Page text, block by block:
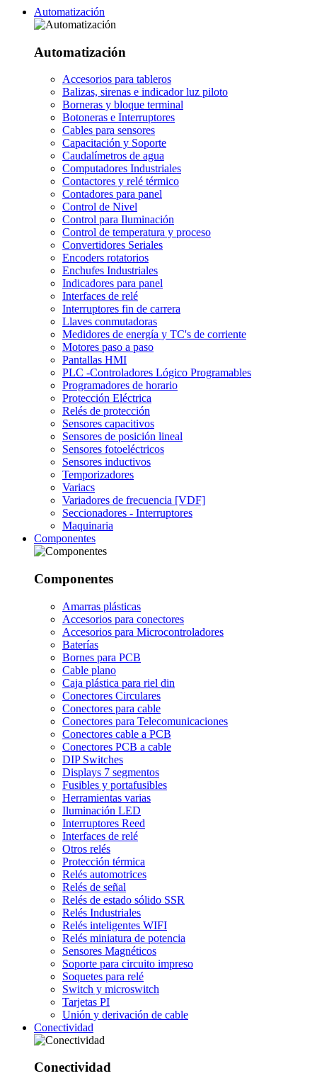
Automatización
Automatización
Accesorios para tableros
Balizas, sirenas e indicador luz piloto
Borneras y bloque terminal
Botoneras e Interruptores
Cables para sensores
Capacitación y Soporte
Caudalímetros de agua
Computadores Industriales
Contactores y relé térmico
Contadores para panel
Control de Nivel
Control para Iluminación
Control de temperatura y proceso
Convertidores Seriales
Encoders rotatorios
Enchufes Industriales
Indicadores para panel
Interfaces de relé
Interruptores fin de carrera
Llaves conmutadoras
Medidores de energía y TC's de corriente
Motores paso a paso
Pantallas HMI
PLC -Controladores Lógico Programables
Programadores de horario
Protección Eléctrica
Relés de protección
Sensores capacitivos
Sensores de posición lineal
Sensores fotoeléctricos
Sensores inductivos
Temporizadores
Variacs
Variadores de frecuencia [VDF]
Seccionadores - Interruptores
Maquinaria
Componentes
Componentes
Amarras plásticas
Accesorios para conectores
Accesorios para Microcontroladores
Baterías
Bornes para PCB
Cable plano
Caja plástica para riel din
Conectores Circulares
Conectores para cable
Conectores para Telecomunicaciones
Conectores cable a PCB
Conectores PCB a cable
DIP Switches
Displays 7 segmentos
Fusibles y portafusibles
Herramientas varias
Iluminación LED
Interruptores Reed
Interfaces de relé
Otros relés
Protección térmica
Relés automotrices
Relés de señal
Relés de estado sólido SSR
Relés Industriales
Relés inteligentes WIFI
Relés miniatura de potencia
Sensores Magnéticos
Soporte para circuito impreso
Soquetes para relé
Switch y microswitch
Tarjetas PI
Unión y derivación de cable
Conectividad
Conectividad